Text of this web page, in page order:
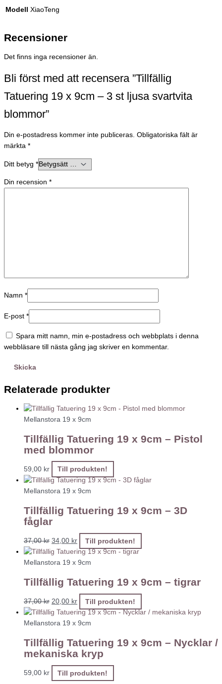
Modell XiaoTeng
Recensioner
Det finns inga recensioner än.
Bli först med att recensera ”Tillfällig
Tatuering 19 x 9cm – 3 st ljusa svartvita
blommor”
Din e-postadress kommer inte publiceras. Obligatoriska fält är
märkta *
Ditt betyg *
Din recension *
Namn *
E-post *
Spara mitt namn, min e-postadress och webbplats i denna
webbläsare till nästa gång jag skriver en kommentar.
Relaterade produkter
Mellanstora 19 x 9cm
Tillfällig Tatuering 19 x 9cm – Pistol
med blommor
59,00 kr Till produkten!
Mellanstora 19 x 9cm
Tillfällig Tatuering 19 x 9cm – 3D
fåglar
37,00kr 34,00 kr Till produkten!
Mellanstora 19 x 9cm
Tillfällig Tatuering 19 x 9cm – tigrar
37,00kr 20,00 kr Till produkten!
Mellanstora 19 x 9cm
Tillfällig Tatuering 19 x 9cm – Nycklar /
mekaniska kryp
59,00 kr Till produkten!